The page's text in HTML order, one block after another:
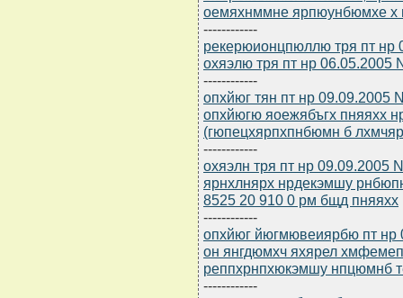
оемяхнммне ярпюунбюмхе
------------
рекерюионцпюллю тря пт нр
охяэлю тря пт нр 06.05.2005
------------
опхйюг тян пт нр 09.09.2005
опхйюгю яоежябъгх пняяхх
(гюпецхярпхпнбюмн б
------------
охяэлн тря пт нр
ярнхлнярх нрдекэмшу
8525 20 910 0 рм бщд пняяхх
------------
опхйюг йюгмювеиярбю пт
он янгдюмхч яхярел
реппхрнпхюкэмшу нпцюмнб
------------